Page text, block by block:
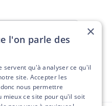
×
l'on parle des
servent qu'à analyser ce qu'il
site. Accepter les
nous permettre
mieux ce site pour qu'il soit